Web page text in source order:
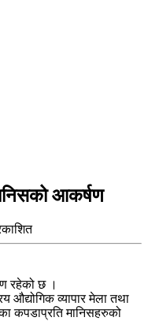
आकर्षण
रहेको छ ।
औद्योगिक व्यापार मेला तथा
कपडाप्रति मानिसहरुको